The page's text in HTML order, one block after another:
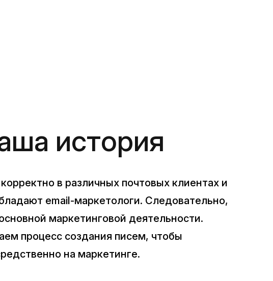
история
в различных почтовых клиентах и
email-маркетологи. Следовательно,
маркетинговой деятельности.
процесс создания писем, чтобы
на маркетинге.